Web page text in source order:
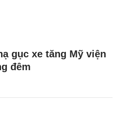
gục xe tăng Mỹ viện
đêm